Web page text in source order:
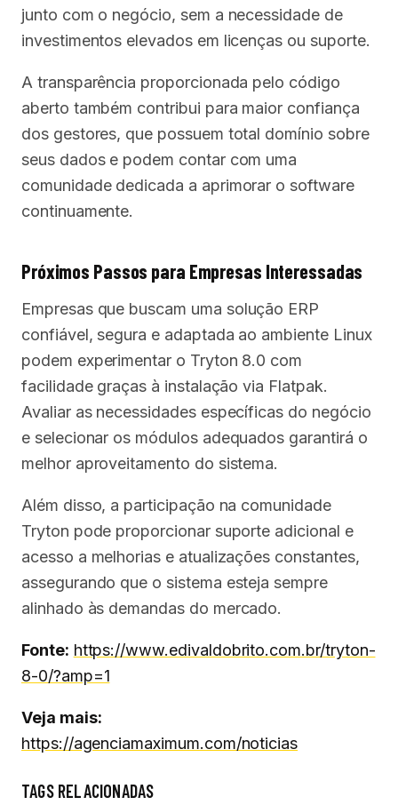
junto com o negócio, sem a necessidade de
investimentos elevados em licenças ou suporte.
A transparência proporcionada pelo código
aberto também contribui para maior confiança
dos gestores, que possuem total domínio sobre
seus dados e podem contar com uma
comunidade dedicada a aprimorar o software
continuamente.
Próximos Passos para Empresas Interessadas
Empresas que buscam uma solução ERP
confiável, segura e adaptada ao ambiente Linux
podem experimentar o Tryton 8.0 com
facilidade graças à instalação via Flatpak.
Avaliar as necessidades específicas do negócio
e selecionar os módulos adequados garantirá o
melhor aproveitamento do sistema.
Além disso, a participação na comunidade
Tryton pode proporcionar suporte adicional e
acesso a melhorias e atualizações constantes,
assegurando que o sistema esteja sempre
alinhado às demandas do mercado.
Fonte: https://www.edivaldobrito.com.br/tryton-
8-0/?amp=1
Veja mais:
https://agenciamaximum.com/noticias
TAGS RELACIONADAS